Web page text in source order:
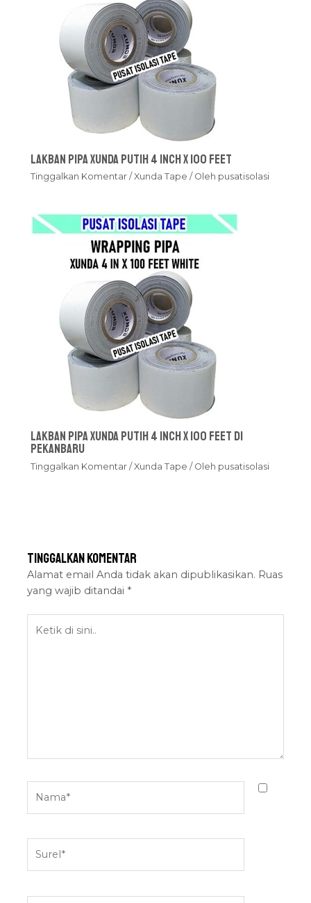
Lakban Pipa Xunda Putih 4 inch x 100 feet
Tinggalkan Komentar /Xunda Tape / Oleh pusatisolasi
Lakban Pipa Xunda Putih 4 inch x 100 feet Di
Pekanbaru
Tinggalkan Komentar /Xunda Tape / Oleh pusatisolasi
Tinggalkan Komentar
Alamat email Anda tidak akan dipublikasikan. Ruas
yang wajib ditandai *